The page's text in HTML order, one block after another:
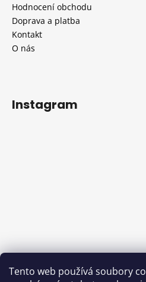
Tento web používá soubory
Hodnocení obchodu
Doprava a platba
Kontakt
O nás
Instagram